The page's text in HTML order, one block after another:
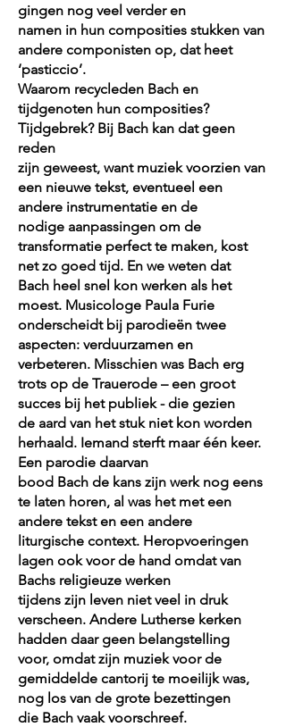
gingen nog veel verder en
namen in hun composities stukken van
andere componisten op, dat heet
‘pasticcio’.
Waarom recycleden Bach en
tijdgenoten hun composities?
Tijdgebrek? Bij Bach kan dat geen
reden
zijn geweest, want muziek voorzien van
een nieuwe tekst, eventueel een
andere instrumentatie en de
nodige aanpassingen om de
transformatie perfect te maken, kost
net zo goed tijd. En we weten dat
Bach heel snel kon werken als het
moest. Musicologe Paula Furie
onderscheidt bij parodieën twee
aspecten: verduurzamen en
verbeteren. Misschien was Bach erg
trots op de Trauerode – een groot
succes bij het publiek - die gezien
de aard van het stuk niet kon worden
herhaald. Iemand sterft maar één keer.
Een parodie daarvan
bood Bach de kans zijn werk nog eens
te laten horen, al was het met een
andere tekst en een andere
liturgische context. Heropvoeringen
lagen ook voor de hand omdat van
Bachs religieuze werken
tijdens zijn leven niet veel in druk
verscheen. Andere Lutherse kerken
hadden daar geen belangstelling
voor, omdat zijn muziek voor de
gemiddelde cantorij te moeilijk was,
nog los van de grote bezettingen
die Bach vaak voorschreef.